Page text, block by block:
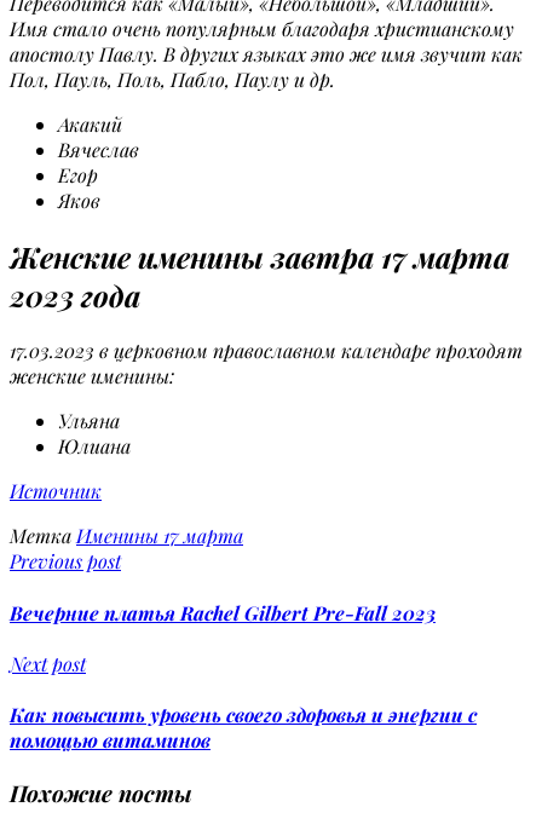
Имя стало очень популярным благодаря христианскому
апостолу Павлу. В других языках это же имя звучит как
Пол, Пауль, Поль, Пабло, Паулу и др.
Акакий
Вячеслав
Егор
Яков
Женские именины завтра 17 марта
2023 года
17.03.2023 в церковном православном календаре проходят
женские именины:
Ульяна
Юлиана
Источник
МеткаИменины 17 марта
Previous post
Вечерние платья Rachel Gilbert Pre-Fall 2023
Next post
Как повысить уровень своего здоровья и энергии с
помощью витаминов
Похожие посты